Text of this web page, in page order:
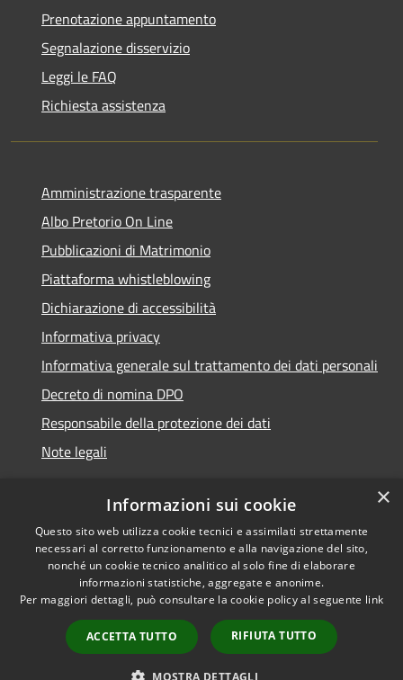
Prenotazione appuntamento
Segnalazione disservizio
Leggi le FAQ
Richiesta assistenza
Amministrazione trasparente
Albo Pretorio On Line
Pubblicazioni di Matrimonio
Piattaforma whistleblowing
Dichiarazione di accessibilità
Informativa privacy
Informativa generale sul trattamento dei dati personali
Decreto di nomina DPO
Responsabile della protezione dei dati
Note legali
RSS
Accessibilità
Cookie
Mappa del sito
Piano di miglioramento
© 2021 - 2026 Comune di
Chiavari -Area Riservata
×
Informazioni sui cookie
Questo sito web utilizza cookie tecnici e assimilati strettamente
necessari al corretto funzionamento e alla navigazione del sito,
nonché un cookie tecnico analitico al solo fine di elaborare
informazioni statistiche, aggregate e anonime.
Per maggiori dettagli, può consultare la cookie policy al seguente link
ACCETTA TUTTO RIFIUTA TUTTO
MOSTRA DETTAGLI